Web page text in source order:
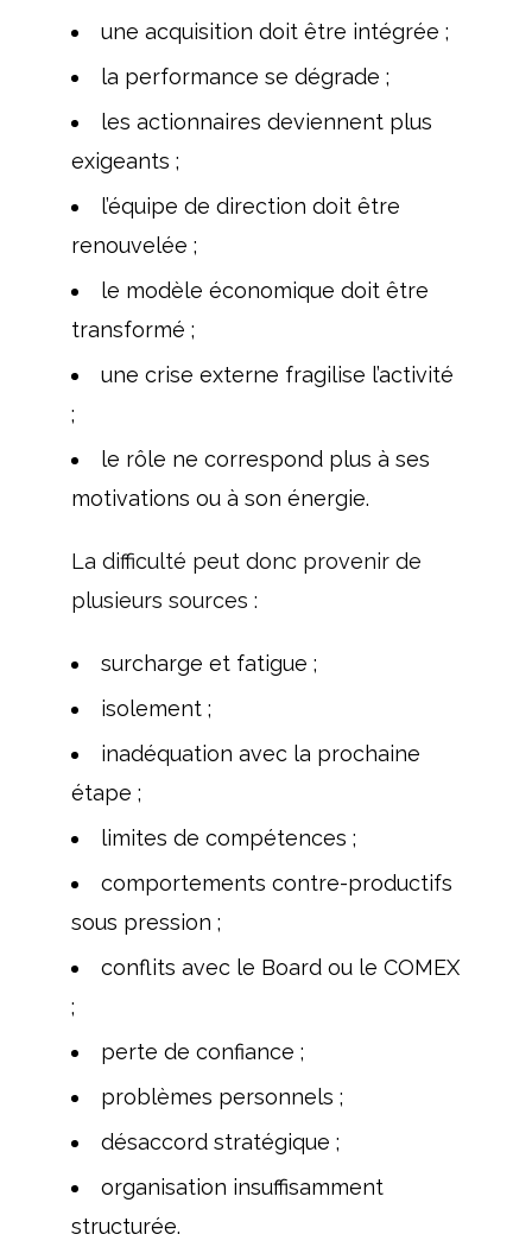
une acquisition doit être intégrée ;
la performance se dégrade ;
les actionnaires deviennent plus
exigeants ;
l’équipe de direction doit être
renouvelée ;
le modèle économique doit être
transformé ;
une crise externe fragilise l’activité
;
le rôle ne correspond plus à ses
motivations ou à son énergie.
La difficulté peut donc provenir de
plusieurs sources :
surcharge et fatigue ;
isolement ;
inadéquation avec la prochaine
étape ;
limites de compétences ;
comportements contre-productifs
sous pression ;
conflits avec le Board ou le COMEX
;
perte de confiance ;
problèmes personnels ;
désaccord stratégique ;
organisation insuffisamment
structurée.